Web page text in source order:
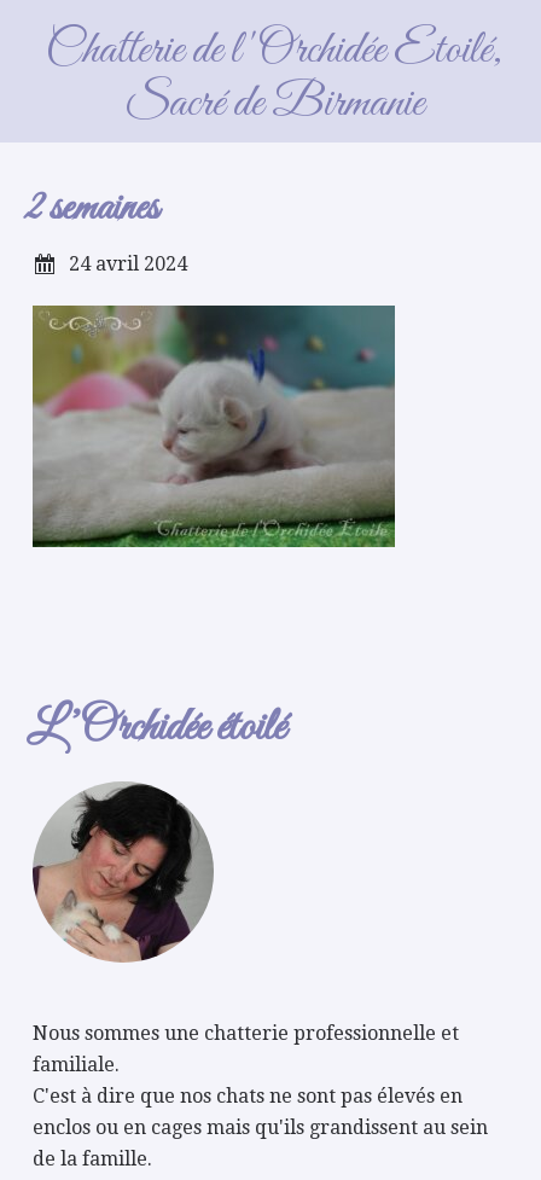
Chatterie de l'Orchidée Etoilé,
Sacré de Birmanie
2 semaines
2 semaines
24 avril 2024
L’Orchidée étoilé
Nous sommes une chatterie professionnelle et
familiale.
C'est à dire que nos chats ne sont pas élevés en
enclos ou en cages mais qu'ils grandissent au sein
de la famille.